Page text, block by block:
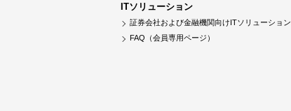
ITソリューション
証券会社および金融機関向けITソリューション
FAQ（会員専用ページ）